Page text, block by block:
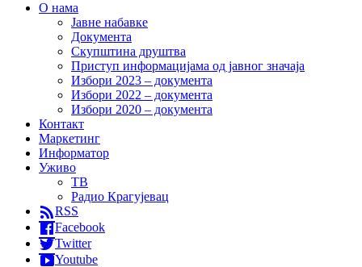
О нама
Јавне набавке
Документа
Скупштина друштва
Приступ информацијама од јавног значаја
Избори 2023 – документа
Избори 2022 – документа
Избори 2020 – документа
Контакт
Маркетинг
Информатор
Уживо
ТВ
Радио Крагујевац
RSS
Facebook
Twitter
Youtube